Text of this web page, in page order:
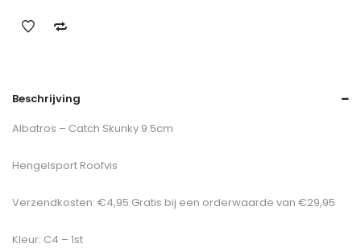
Beschrijving
Albatros – Catch Skunky 9.5cm
Hengelsport Roofvis
Verzendkosten: €4,95 Gratis bij een orderwaarde van €29,95
Kleur: C4 – 1st